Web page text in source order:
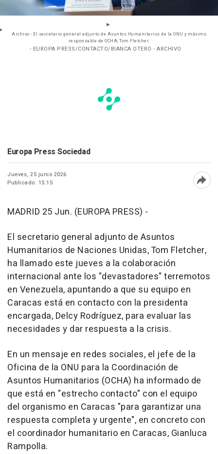
Archivo - El secretario general adjunto de Asuntos Humanitarios de la ONU y máximo
responsable de OCHA, Tom Fletcher.
- EUROPA PRESS/CONTACTO/BIANCA OTERO - ARCHIVO
Europa Press Sociedad
Jueves, 25 junio 2026
Publicado: 15:15
MADRID 25 Jun. (EUROPA PRESS) -
El secretario general adjunto de Asuntos
Humanitarios de Naciones Unidas, Tom Fletcher,
ha llamado este jueves a la colaboración
internacional ante los "devastadores" terremotos
en Venezuela, apuntando a que su equipo en
Caracas está en contacto con la presidenta
encargada, Delcy Rodríguez, para evaluar las
necesidades y dar respuesta a la crisis.
En un mensaje en redes sociales, el jefe de la
Oficina de la ONU para la Coordinación de
Asuntos Humanitarios (OCHA) ha informado de
que está en "estrecho contacto" con el equipo
del organismo en Caracas "para garantizar una
respuesta completa y urgente", en concreto con
el coordinador humanitario en Caracas, Gianluca
Rampolla.